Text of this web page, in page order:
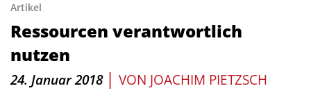
Artikel
Ressourcen verantwortlich
nutzen
24. Januar 2018 | VON JOACHIM PIETZSCH